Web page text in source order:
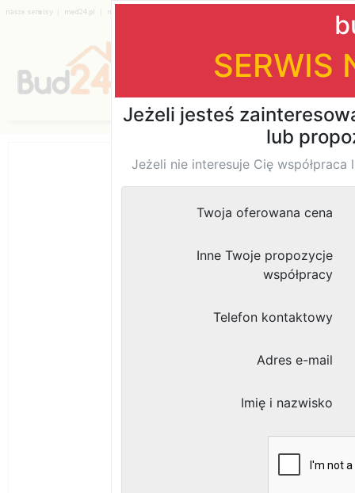
| |
Katalog firm
Opinia nr 28324
uważam że obie
dobrej
marta
Branże:Budowa,